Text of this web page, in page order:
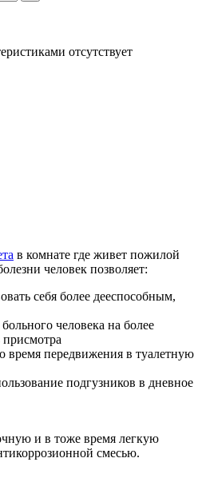
отсутствует
в комнате где живет пожилой
человек позволяет:
себя более дееспособным,
человека на более
присмотра
время передвижения в туалетную
подгузников в дневное
и в тоже время легкую
смесью.